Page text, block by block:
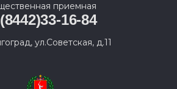
приемная
16-84
ул.Советская, д.11